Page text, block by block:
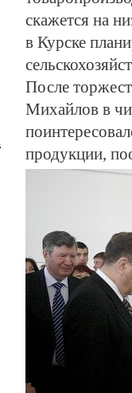
скажется на
в Курске
После
Михайлов в
продукции,